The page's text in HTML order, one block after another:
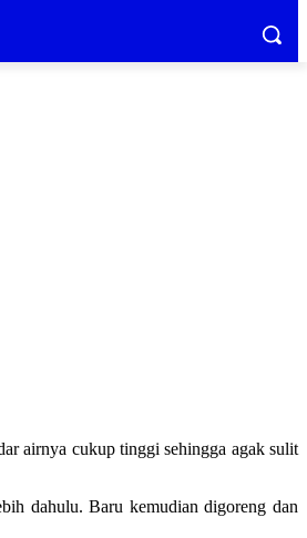
airnya cukup tinggi sehingga agak sulit
dahulu. Baru kemudian digoreng dan